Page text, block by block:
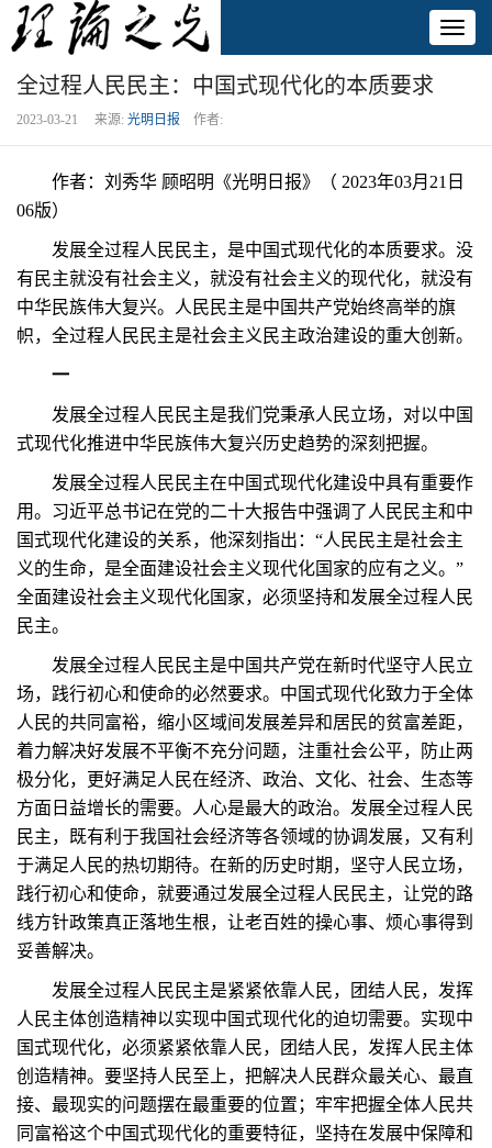
全过程人民民主：中国式现代化的本质要求
2023-03-21 来源: 光明日报 作者:
作者：刘秀华 顾昭明《光明日报》（ 2023年03月21日
06版）
发展全过程人民民主，是中国式现代化的本质要求。没
有民主就没有社会主义，就没有社会主义的现代化，就没有
中华民族伟大复兴。人民民主是中国共产党始终高举的旗
帜，全过程人民民主是社会主义民主政治建设的重大创新。
一
发展全过程人民民主是我们党秉承人民立场，对以中国
式现代化推进中华民族伟大复兴历史趋势的深刻把握。
发展全过程人民民主在中国式现代化建设中具有重要作
用。习近平总书记在党的二十大报告中强调了人民民主和中
国式现代化建设的关系，他深刻指出：“人民民主是社会主
义的生命，是全面建设社会主义现代化国家的应有之义。”
全面建设社会主义现代化国家，必须坚持和发展全过程人民
民主。
发展全过程人民民主是中国共产党在新时代坚守人民立
场，践行初心和使命的必然要求。中国式现代化致力于全体
人民的共同富裕，缩小区域间发展差异和居民的贫富差距，
着力解决好发展不平衡不充分问题，注重社会公平，防止两
极分化，更好满足人民在经济、政治、文化、社会、生态等
方面日益增长的需要。人心是最大的政治。发展全过程人民
民主，既有利于我国社会经济等各领域的协调发展，又有利
于满足人民的热切期待。在新的历史时期，坚守人民立场，
践行初心和使命，就要通过发展全过程人民民主，让党的路
线方针政策真正落地生根，让老百姓的操心事、烦心事得到
妥善解决。
发展全过程人民民主是紧紧依靠人民，团结人民，发挥
人民主体创造精神以实现中国式现代化的迫切需要。实现中
国式现代化，必须紧紧依靠人民，团结人民，发挥人民主体
创造精神。要坚持人民至上，把解决人民群众最关心、最直
接、最现实的问题摆在最重要的位置；牢牢把握全体人民共
同富裕这个中国式现代化的重要特征，坚持在发展中保障和